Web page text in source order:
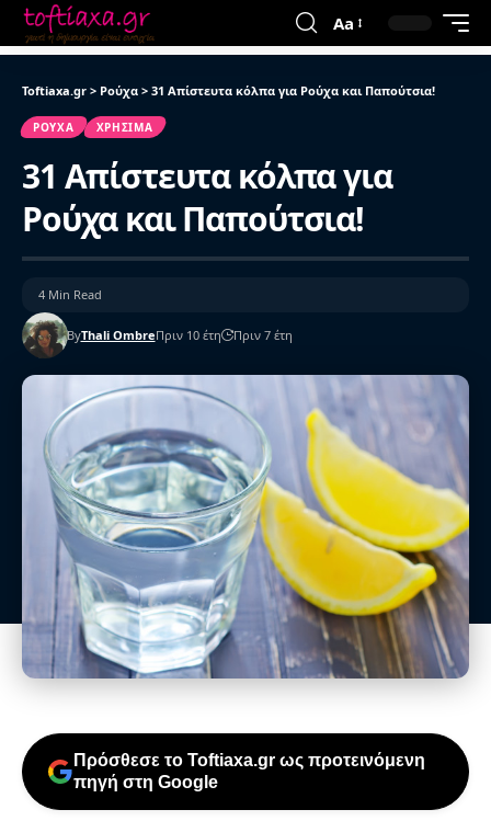
Aa
Toftiaxa.gr > Ρούχα > 31 Απίστευτα κόλπα για Ρούχα και Παπούτσια!
ΡΟΎΧΑ ΧΡΉΣΙΜΑ
31 Απίστευτα κόλπα για
Ρούχα και Παπούτσια!
ByThali OmbreΠριν 10 έτη Πριν 7 έτη
4 Min Read
Πρόσθεσε το Toftiaxa.gr ως προτεινόμενη
πηγή στη Google